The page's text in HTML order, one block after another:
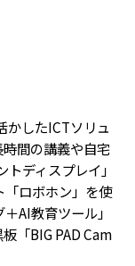
かしたICTソリュ
間の講義や自宅
ディスプレイ」
「ロボホン」を使
AI教育ツール」
「BIG PAD Cam